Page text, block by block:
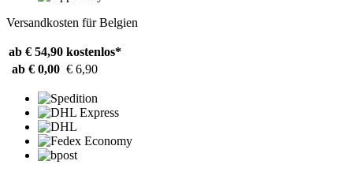
Versandkosten für Belgien
ab € 54,90 kostenlos*
ab € 0,00 € 6,90